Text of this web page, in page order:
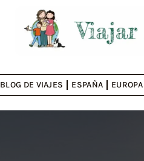
BLOG DE VIAJES ESPAÑA EUROPA